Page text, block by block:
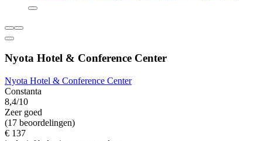
Nyota Hotel & Conference Center
Nyota Hotel & Conference Center
Constanta
8,4/10
Zeer goed
(17 beoordelingen)
€ 137